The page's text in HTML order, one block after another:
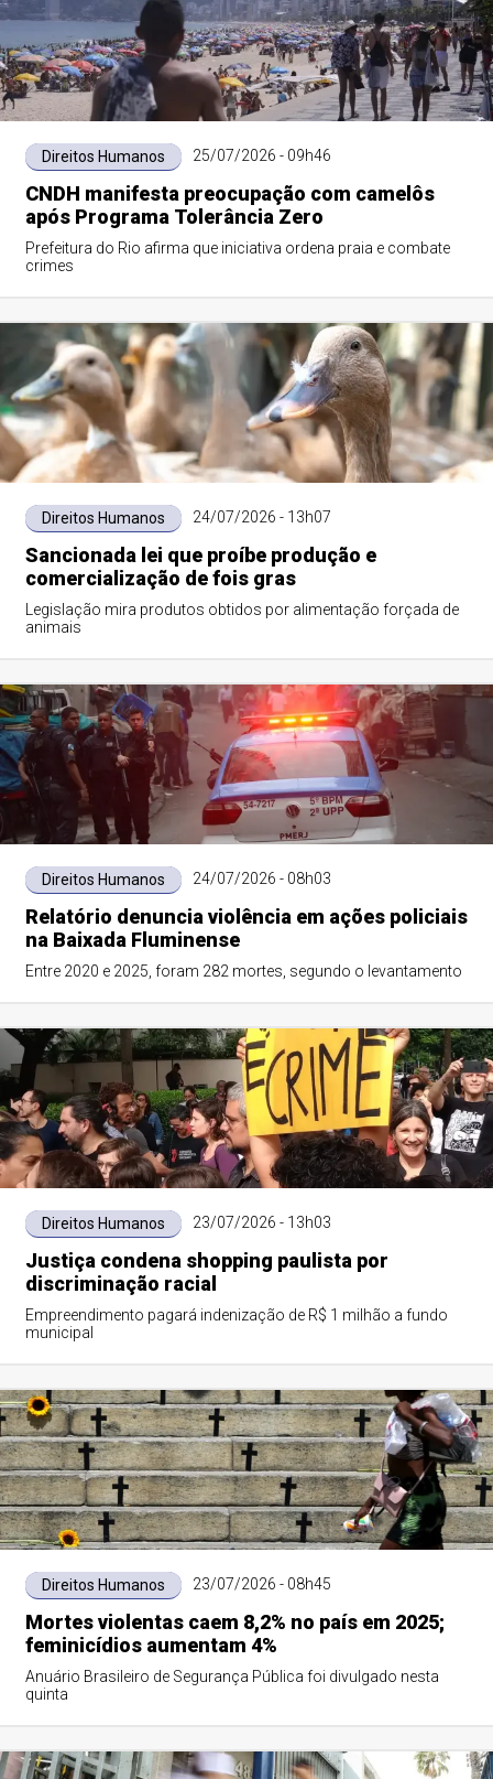
Direitos Humanos 25/07/2026 - 09h46
CNDH manifesta preocupação com camelôs
após Programa Tolerância Zero
Prefeitura do Rio afirma que iniciativa ordena praia e combate
crimes
Direitos Humanos 24/07/2026 - 13h07
Sancionada lei que proíbe produção e
comercialização de fois gras
Legislação mira produtos obtidos por alimentação forçada de
animais
Direitos Humanos 24/07/2026 - 08h03
Relatório denuncia violência em ações policiais
na Baixada Fluminense
Entre 2020 e 2025, foram 282 mortes, segundo o levantamento
Direitos Humanos 23/07/2026 - 13h03
Justiça condena shopping paulista por
discriminação racial
Empreendimento pagará indenização de R$ 1 milhão a fundo
municipal
Direitos Humanos 23/07/2026 - 08h45
Mortes violentas caem 8,2% no país em 2025;
feminicídios aumentam 4%
Anuário Brasileiro de Segurança Pública foi divulgado nesta
quinta